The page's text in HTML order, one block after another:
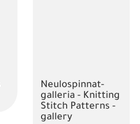
Neulospinnat-
galleria - Knitting
Stitch Patterns -
gallery